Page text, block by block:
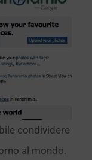
condividere
al mondo.